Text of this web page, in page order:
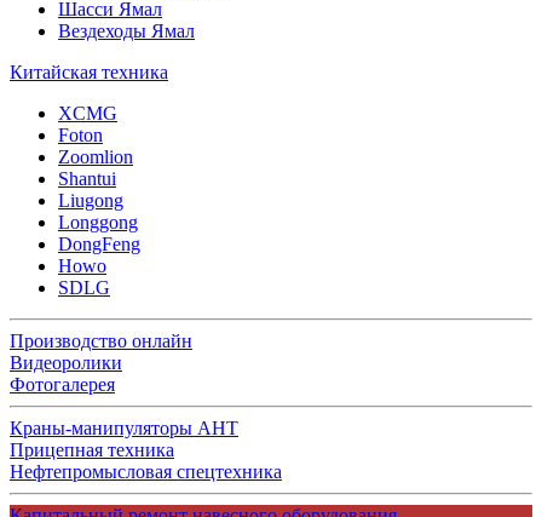
Шасси Ямал
Вездеходы Ямал
Китайская техника
XCMG
Foton
Zoomlion
Shantui
Liugong
Longgong
DongFeng
Howo
SDLG
Производство онлайн
Видеоролики
Фотогалерея
Краны-манипуляторы АНТ
Прицепная техника
Нефтепромысловая спецтехника